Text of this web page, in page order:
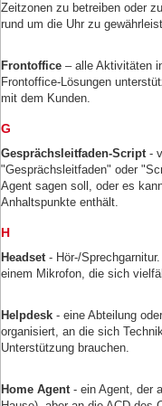
Zeitzonen zu betreiben oder
rund um die Uhr zu
Frontoffice – alle Aktivitäten
Frontoffice-Lösungen
mit dem Kunden.
G
Gesprächsleitfaden-Script-
"Gesprächsleitfaden" oder
Agent sagen soll, oder es
Anhaltspunkte enthält.
H
Headset- Hör-/
einem Mikrofon, die sich
Helpdesk - eine Abteilung
organisiert, an die sich
Unterstützung brauchen.
Home Agent- ein Agent, der